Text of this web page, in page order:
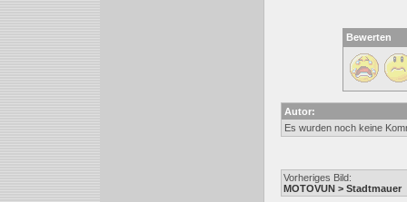
Bewerten
Autor:
Es wurden noch keine
Vorheriges Bild:
MOTOVUN > Stadtmauer